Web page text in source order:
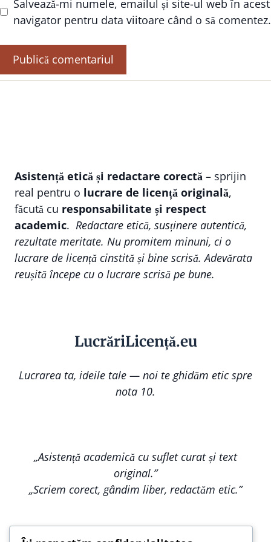
Salvează-mi numele, emailul și site-ul web în acest
navigator pentru data viitoare când o să comentez.
Asistență etică și redactare corectă – sprijin
real pentru o lucrare de licență originală,
făcută cu responsabilitate și respect
academic. Redactare etică, susținere autentică,
rezultate meritate. Nu promitem minuni, ci o
lucrare de licență cinstită și bine scrisă. Adevărata
reușită începe cu o lucrare scrisă pe bune.
LucrăriLicență.eu
Lucrarea ta, ideile tale — noi te ghidăm etic spre
nota 10.
„Asistență academică cu suflet curat și text
original.”
„Scriem corect, gândim liber, redactăm etic.”